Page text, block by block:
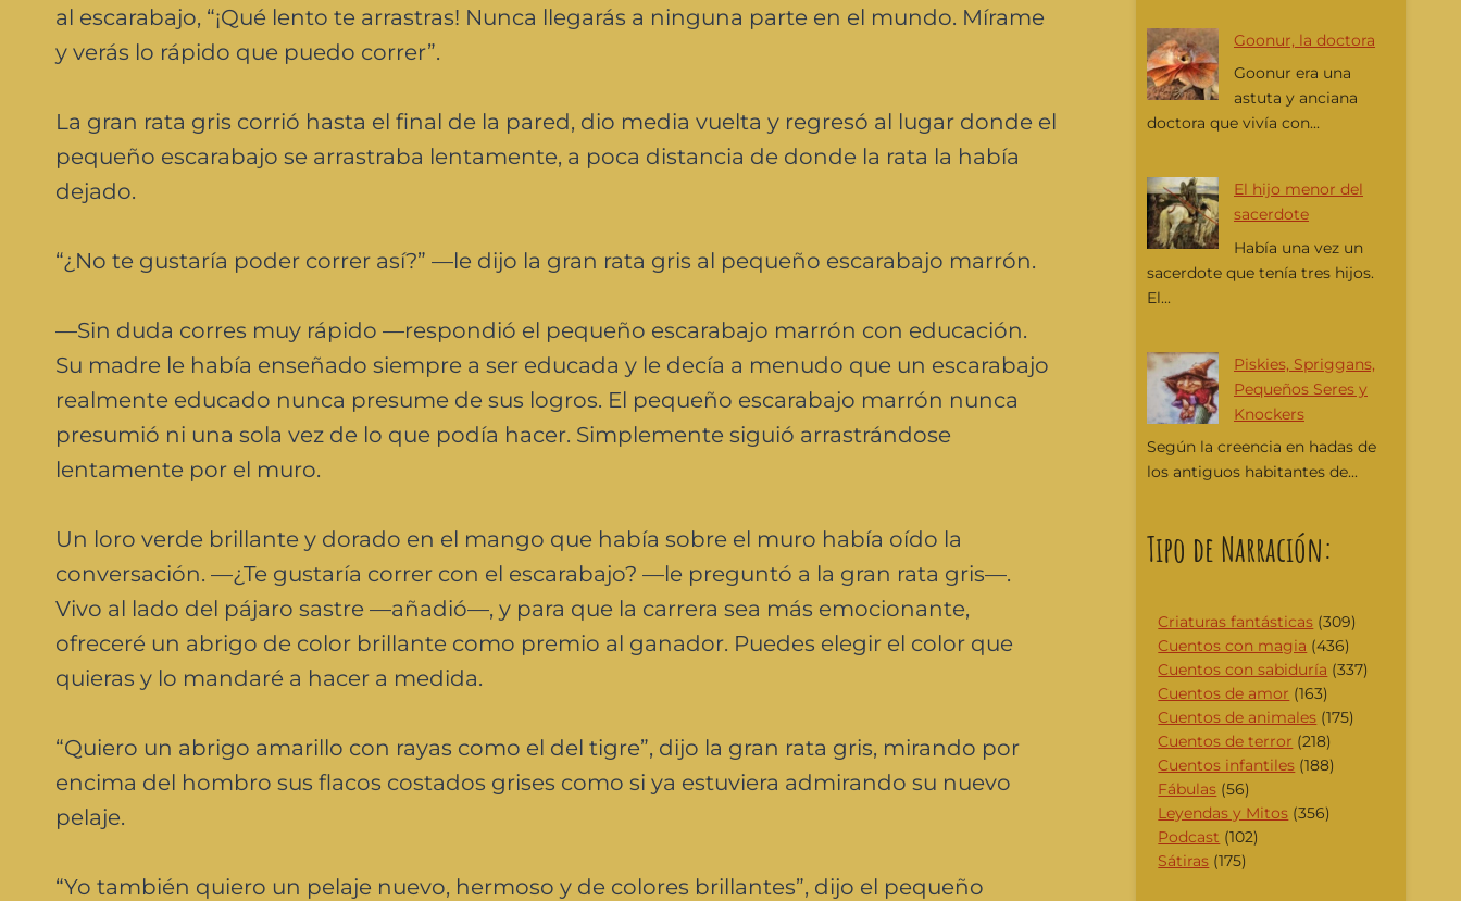
al escarabajo, “¡Qué lento te arrastras! Nunca llegarás a ninguna parte en el mundo. Mírame
y verás lo rápido que puedo correr”.
La gran rata gris corrió hasta el final de la pared, dio media vuelta y regresó al lugar donde el
pequeño escarabajo se arrastraba lentamente, a poca distancia de donde la rata la había
dejado.
“¿No te gustaría poder correr así?” —le dijo la gran rata gris al pequeño escarabajo marrón.
—Sin duda corres muy rápido —respondió el pequeño escarabajo marrón con educación.
Su madre le había enseñado siempre a ser educada y le decía a menudo que un escarabajo
realmente educado nunca presume de sus logros. El pequeño escarabajo marrón nunca
presumió ni una sola vez de lo que podía hacer. Simplemente siguió arrastrándose
lentamente por el muro.
Un loro verde brillante y dorado en el mango que había sobre el muro había oído la
conversación. —¿Te gustaría correr con el escarabajo? —le preguntó a la gran rata gris—.
Vivo al lado del pájaro sastre —añadió—, y para que la carrera sea más emocionante,
ofreceré un abrigo de color brillante como premio al ganador. Puedes elegir el color que
quieras y lo mandaré a hacer a medida.
“Quiero un abrigo amarillo con rayas como el del tigre”, dijo la gran rata gris, mirando por
encima del hombro sus flacos costados grises como si ya estuviera admirando su nuevo
pelaje.
“Yo también quiero un pelaje nuevo, hermoso y de colores brillantes”, dijo el pequeño
Goonur, la doctora
Goonur era una
astuta y anciana
doctora que vivía con...
El hijo menor del
sacerdote
Había una vez un
sacerdote que tenía tres hijos.
El...
Piskies, Spriggans,
Pequeños Seres y
Knockers
Según la creencia en hadas de
los antiguos habitantes de...
Tipo de Narración:
Criaturas fantásticas (309)
Cuentos con magia (436)
Cuentos con sabiduría (337)
Cuentos de amor (163)
Cuentos de animales (175)
Cuentos de terror (218)
Cuentos infantiles (188)
Fábulas (56)
Leyendas y Mitos (356)
Podcast (102)
Sátiras (175)